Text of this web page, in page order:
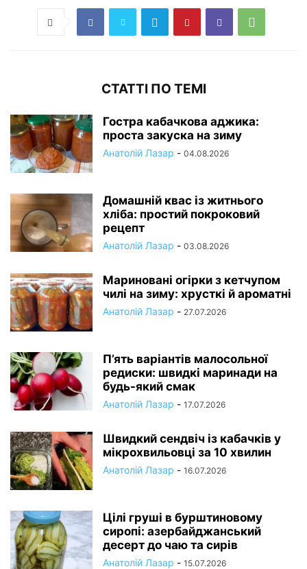
СТАТТІ ПО ТЕМІ
Гостра кабачкова аджика:
проста закуска на зиму
Анатолій Лазар - 04.08.2026
Домашній квас із житнього
хліба: простий покроковий
рецепт
Анатолій Лазар - 03.08.2026
Мариновані огірки з кетчупом
чилі на зиму: хрусткі й ароматні
Анатолій Лазар - 27.07.2026
П’ять варіантів малосольної
редиски: швидкі маринади на
будь-який смак
Анатолій Лазар - 17.07.2026
Швидкий сендвіч із кабачків у
мікрохвильовці за 10 хвилин
Анатолій Лазар - 16.07.2026
Цілі груші в бурштиновому
сиропі: азербайджанський
десерт до чаю та сирів
Анатолій Лазар - 15.07.2026